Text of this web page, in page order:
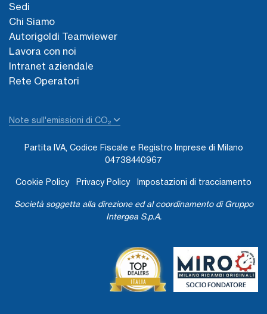
Sedi
Chi Siamo
Autorigoldi Teamviewer
Lavora con noi
Intranet aziendale
Rete Operatori
Note sull'emissioni di CO₂
Partita IVA, Codice Fiscale e Registro Imprese di Milano
04738440967
Cookie Policy Privacy Policy Impostazioni di tracciamento
Società soggetta alla direzione ed al coordinamento di Gruppo
Intergea S.p.A.